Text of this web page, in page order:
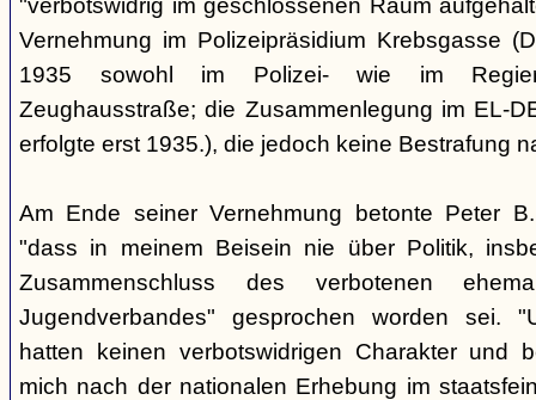
"verbotswidrig im geschlossenen Raum
Vernehmung im Polizeipräsidium Krebsgasse
1935 sowohl im Polizei- wie im
Zeughausstraße; die Zusammenlegung im EL-
erfolgte erst 1935.), die jedoch keine Bestrafung
Am Ende seiner Vernehmung betonte Peter
"dass in meinem Beisein nie über Politik,
Zusammenschluss des verbotenen
Jugendverbandes" gesprochen worden sei.
hatten keinen verbotswidrigen Charakter und
mich nach der nationalen Erhebung im